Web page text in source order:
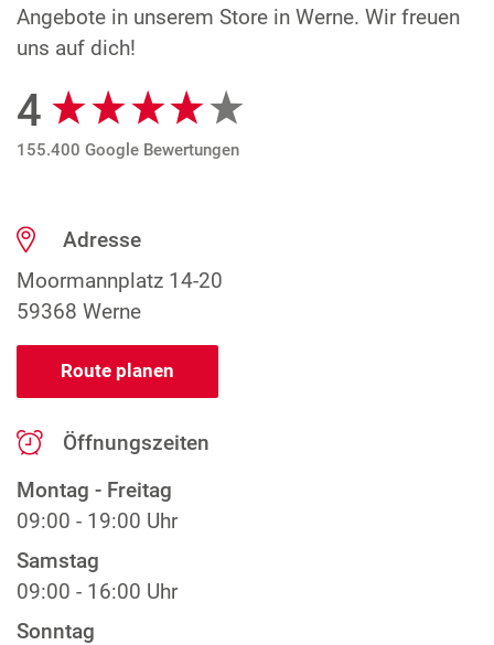
Angebote in unserem Store in Werne. Wir freuen
uns auf dich!
Google Bewertungen
4
155.400 Google Bewertungen
Adresse
Moormannplatz 14-20
59368 Werne
Route planen
Öffnungszeiten
Montag - Freitag
09:00 - 19:00 Uhr
Samstag
09:00 - 16:00 Uhr
Sonntag